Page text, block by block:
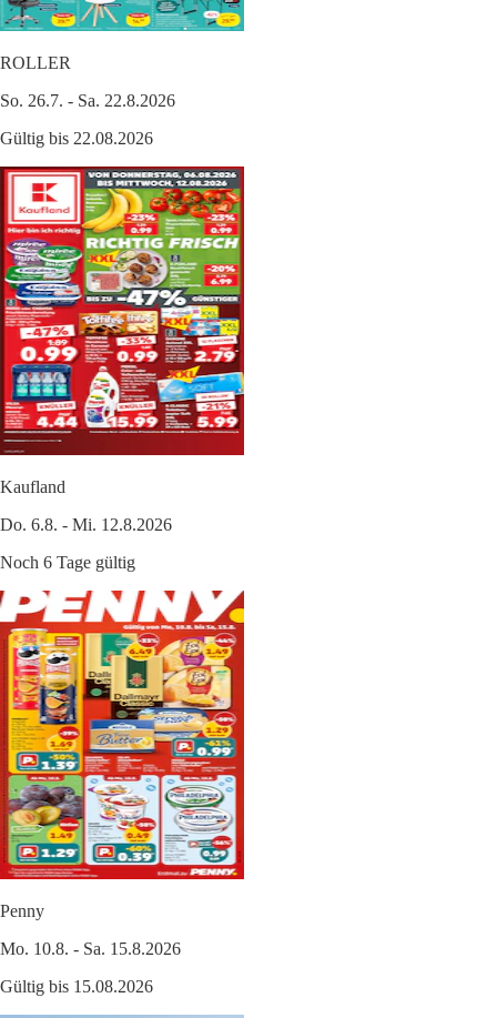
ROLLER
So. 26.7. - Sa. 22.8.2026
Gültig bis 22.08.2026
Kaufland
Do. 6.8. - Mi. 12.8.2026
Noch 6 Tage gültig
Penny
Mo. 10.8. - Sa. 15.8.2026
Gültig bis 15.08.2026